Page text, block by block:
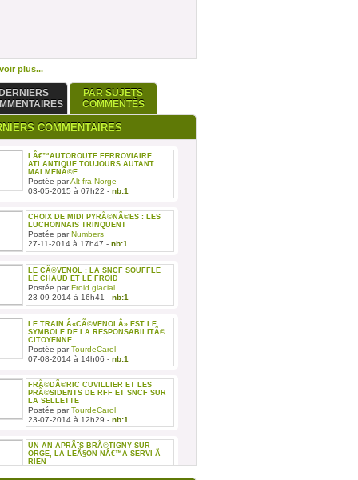
plus...
DERNIERS
PAR SUJETS
COMMENTÉS
COMMENTAIRES
LÂ€™AUTOROUTE FERROVIAIRE
ATLANTIQUE TOUJOURS AUTANT
MALMENÃ©E
Postée parAlt fra Norge
03-05-2015 à 07h22 - nb:1
CHOIX DE MIDI PYRÃ©NÃ©ES : LES
LUCHONNAIS TRINQUENT
Postée parNumbers
27-11-2014 à 17h47 - nb:1
LE CÃ©VENOL : LA SNCF SOUFFLE
LE CHAUD ET LE FROID
Postée parFroid glacial
23-09-2014 à 16h41 - nb:1
LE TRAIN Â«CÃ©VENOLÂ» EST LE
SYMBOLE DE LA RESPONSABILITÃ©
CITOYENNE
Postée parTourdeCarol
07-08-2014 à 14h06 - nb:1
FRÃ©DÃ©RIC CUVILLIER ET LES
PRÃ©SIDENTS DE RFF ET SNCF SUR
LA SELLETTE
Postée parTourdeCarol
23-07-2014 à 12h29 - nb:1
UN AN APRÃ¨S BRÃ©TIGNY SUR
ORGE, LA LEÃ§ON NÂ€™A SERVI Ã
RIEN